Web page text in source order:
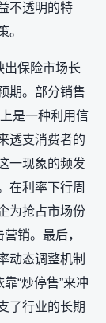
不透明的特
。
出保险市场长
期。部分销售
是一种利用信
透支消费者的
一现象的频发
在利率下行周
为抢占市场份
销。最后，
动态调整机制
“炒停售”来冲
了行业的长期